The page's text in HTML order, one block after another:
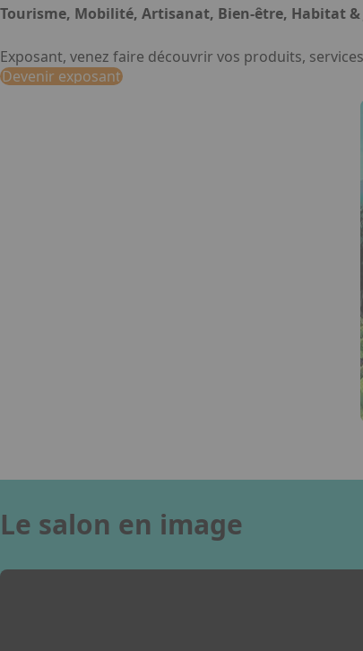
Tourisme, Mobilité, Artisanat, Bien-être, Habitat &
Exposant, venez faire découvrir vos produits,
Devenir exposant
Le salon en image